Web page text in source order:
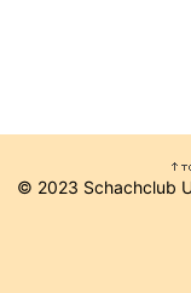
© 2023 Schachclub